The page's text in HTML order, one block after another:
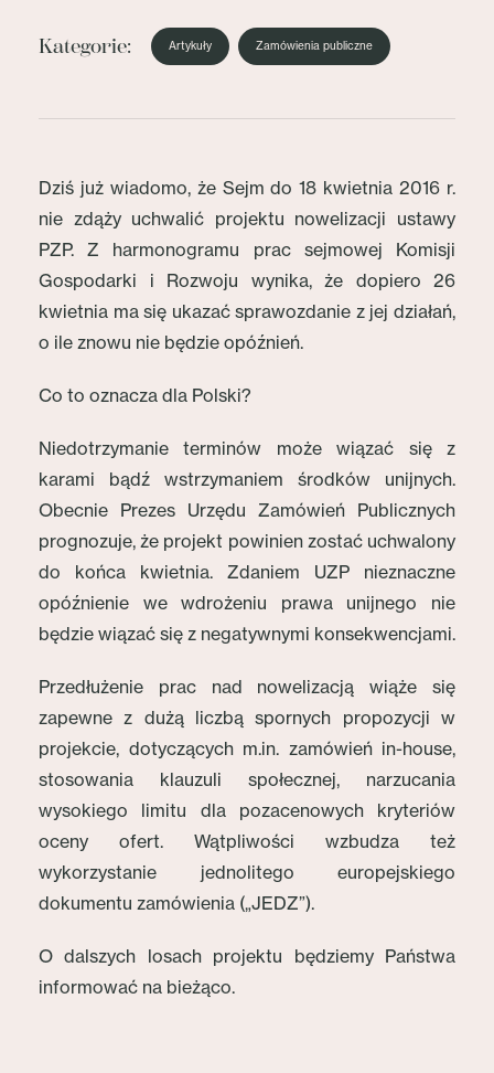
Kategorie: Artykuły Zamówienia publiczne
Dziś już wiadomo, że Sejm do 18 kwietnia 2016 r.
nie zdąży uchwalić projektu nowelizacji ustawy
PZP. Z harmonogramu prac sejmowej Komisji
Gospodarki i Rozwoju wynika, że dopiero 26
kwietnia ma się ukazać sprawozdanie z jej działań,
o ile znowu nie będzie opóźnień.
Co to oznacza dla Polski?
Niedotrzymanie terminów może wiązać się z
karami bądź wstrzymaniem środków unijnych.
Obecnie Prezes Urzędu Zamówień Publicznych
prognozuje, że projekt powinien zostać uchwalony
do końca kwietnia. Zdaniem UZP nieznaczne
opóźnienie we wdrożeniu prawa unijnego nie
będzie wiązać się z negatywnymi konsekwencjami.
Przedłużenie prac nad nowelizacją wiąże się
zapewne z dużą liczbą spornych propozycji w
projekcie, dotyczących m.in. zamówień in-house,
stosowania klauzuli społecznej, narzucania
wysokiego limitu dla pozacenowych kryteriów
oceny ofert. Wątpliwości wzbudza też
wykorzystanie jednolitego europejskiego
dokumentu zamówienia („JEDZ”).
O dalszych losach projektu będziemy Państwa
informować na bieżąco.